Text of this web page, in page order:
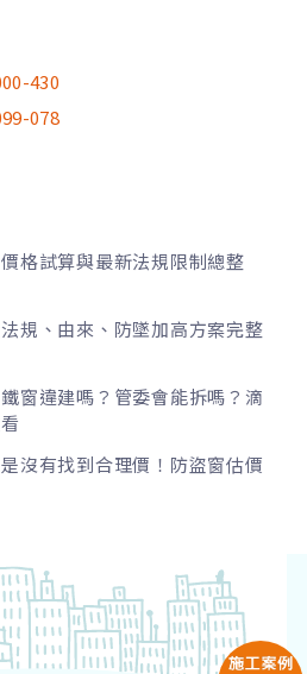
430
078
格試算與最新法規限制總整
規、由來、防墜加高方案完整
窗違建嗎？管委會能拆嗎？滴
沒有找到合理價！防盜窗估價